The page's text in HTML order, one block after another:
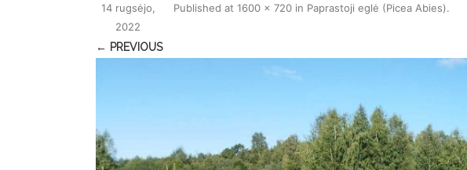
Published
14 rugsėjo,
2022
at 1600 × 720 in Paprastoji eglė (Picea Abies).
← PREVIOUS